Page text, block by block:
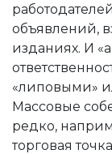
объявлений,
изданиях. И
«липовыми»
Массовые
редко,
торговая